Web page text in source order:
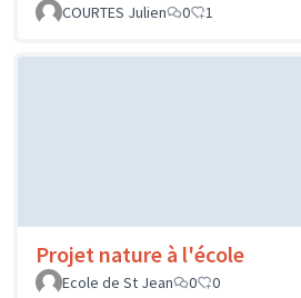
COURTES Julien
0 1
Projet nature à l'école
Ecole de St Jean
0 0